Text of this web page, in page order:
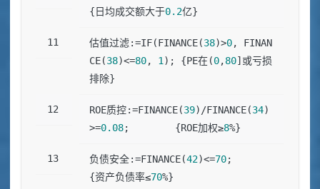
{日均成交额大于0.2亿}
估值过滤:=IF(FINANCE(38)>0, FINAN
CE(38)<=80, 1 ); {PE在(0,80]或亏损
排除}
ROE质控:=FINANCE(39)/FINANCE(34)
>=0.08;        {ROE加权≥8%}
负债安全:=FINANCE(42)<=70;
{资产负债率≤70%}